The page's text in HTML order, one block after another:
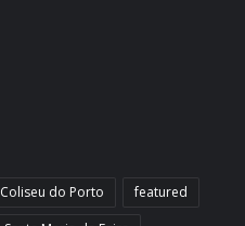
Coliseu do Porto
featured